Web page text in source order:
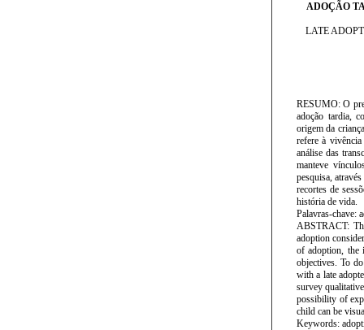
ADOÇÃO
LATE
RESUMO: O
adoção tardia,
origem da
refere à
análise das
manteve
pesquisa,
recortes de
história de vida.
Palavras-chave:
ABSTRACT:
adoption
of adoption, the
objectives. To
with a late
survey
possibility of
child can be
Keywords: